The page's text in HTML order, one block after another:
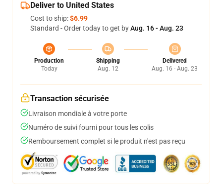
Deliver to United States
Cost to ship:$6.99
Standard - Order today to get byAug. 16 - Aug. 23
Production
Today
Shipping
Aug. 12
Delivered
Aug. 16 - Aug. 23
Transaction sécurisée
Livraison mondiale à votre porte
Numéro de suivi fourni pour tous les colis
Remboursement complet si le produit n'est pas reçu